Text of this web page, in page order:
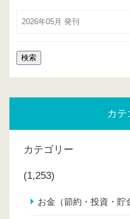
カテ
カテゴリー
(1,253)
お金（節約・投資・貯